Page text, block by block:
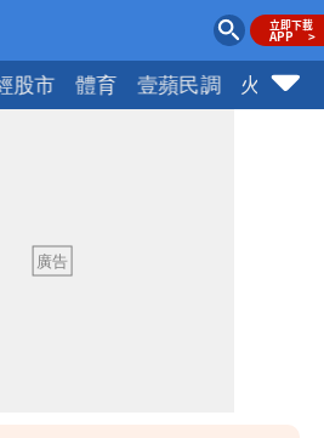
股市 體育 壹蘋民調 火線話
不對
涉貪洗錢起訴8個月首出